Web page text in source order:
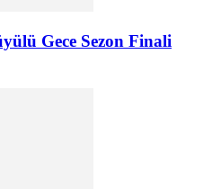
Gece Sezon Finali